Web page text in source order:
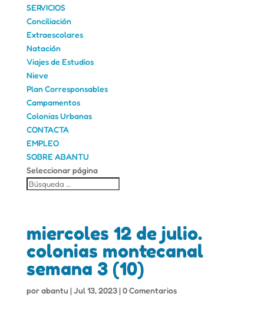
SERVICIOS
Conciliación
Extraescolares
Natación
Viajes de Estudios
Nieve
Plan Corresponsables
Campamentos
Colonias Urbanas
CONTACTA
EMPLEO
SOBRE ABANTU
Seleccionar página
miercoles 12 de julio.
colonias montecanal
semana 3 (10)
porabantu |Jul 13, 2023|0 Comentarios